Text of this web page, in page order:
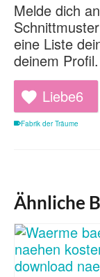
Melde dich
eine Liste
deinem Profil.
Liebe6
Fabrik der Träume
Ähnliche